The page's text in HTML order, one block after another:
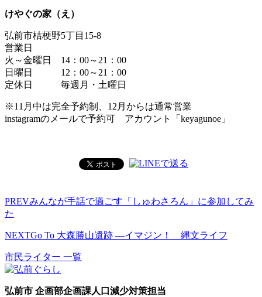
けやぐの家（え）
弘前市桔梗野5丁目15-8
営業日
火～金曜日 14：00～21：00
日曜日 12：00～21：00
定休日 毎週月・土曜日
※11月中は完全予約制、12月からは通常営業
instagramのメールで予約可 アカウント「keyagunoe」
PREVみんなが手話で過ごす「しゅわさろん」に参加してみ
た
NEXTGo To 大森勝山遺跡 ―イマジン！ 縄文ライフ
市民ライター 一覧
弘前市 企画部企画課人口減少対策担当